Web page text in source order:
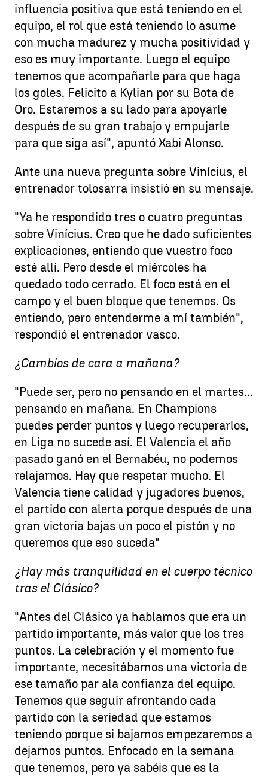
influencia positiva que está teniendo en el
equipo, el rol que está teniendo lo asume
con mucha madurez y mucha positividad y
eso es muy importante. Luego el equipo
tenemos que acompañarle para que haga
los goles. Felicito a Kylian por su Bota de
Oro. Estaremos a su lado para apoyarle
después de su gran trabajo y empujarle
para que siga así", apuntó Xabi Alonso.
Ante una nueva pregunta sobre Vinícius, el
entrenador tolosarra insistió en su mensaje.
"Ya he respondido tres o cuatro preguntas
sobre Vinícius. Creo que he dado suficientes
explicaciones, entiendo que vuestro foco
esté allí. Pero desde el miércoles ha
quedado todo cerrado. El foco está en el
campo y el buen bloque que tenemos. Os
entiendo, pero entenderme a mí también",
respondió el entrenador vasco.
¿Cambios de cara a mañana?
"Puede ser, pero no pensando en el martes...
pensando en mañana. En Champions
puedes perder puntos y luego recuperarlos,
en Liga no sucede así. El Valencia el año
pasado ganó en el Bernabéu, no podemos
relajarnos. Hay que respetar mucho. El
Valencia tiene calidad y jugadores buenos,
el partido con alerta porque después de una
gran victoria bajas un poco el pistón y no
queremos que eso suceda"
¿Hay más tranquilidad en el cuerpo técnico
tras el Clásico?
"Antes del Clásico ya hablamos que era un
partido importante, más valor que los tres
puntos. La celebración y el momento fue
importante, necesitábamos una victoria de
ese tamaño par ala confianza del equipo.
Tenemos que seguir afrontando cada
partido con la seriedad que estamos
teniendo porque si bajamos empezaremos a
dejarnos puntos. Enfocado en la semana
que tenemos, pero ya sabéis que es la